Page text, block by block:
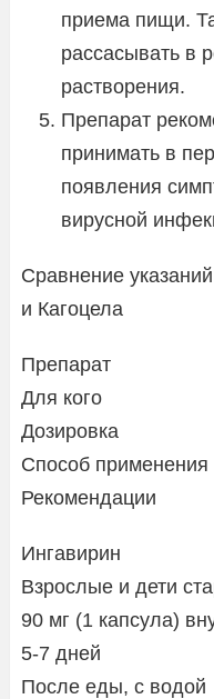
приема пищи.
рассасывать в
растворения.
Препарат
принимать в
появления
вирусной
Сравнение
и Кагоцела
Препарат
Для кого
Дозировка
Способ применения
Рекомендации
Ингавирин
Взрослые и дети
90 мг (1 капсула)
5-7 дней
После еды, с водой